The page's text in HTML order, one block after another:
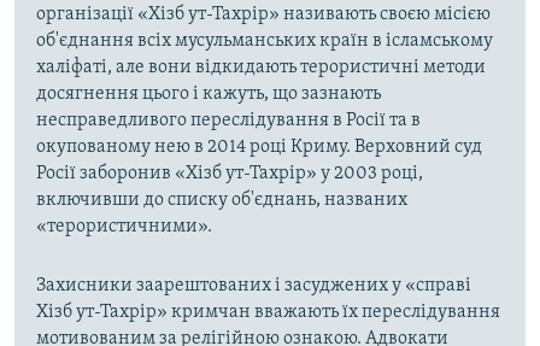
організації «Хізб ут-Тахрір» називають своєю місією
об'єднання всіх мусульманських країн в ісламському
халіфаті, але вони відкидають терористичні методи
досягнення цього і кажуть, що зазнають
несправедливого переслідування в Росії та в
окупованому нею в 2014 році Криму. Верховний суд
Росії заборонив «Хізб ут-Тахрір» у 2003 році,
включивши до списку об'єднань, названих
«терористичними».
Захисники заарештованих і засуджених у «справі
Хізб ут-Тахрір» кримчан вважають їх переслідування
мотивованим за релігійною ознакою. Адвокати